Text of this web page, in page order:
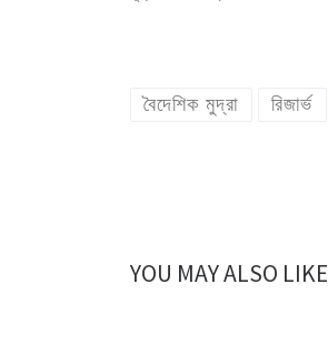
বৈদেশিক মুদ্রা রিজার্ভ
YOU MAY ALSO LIKE